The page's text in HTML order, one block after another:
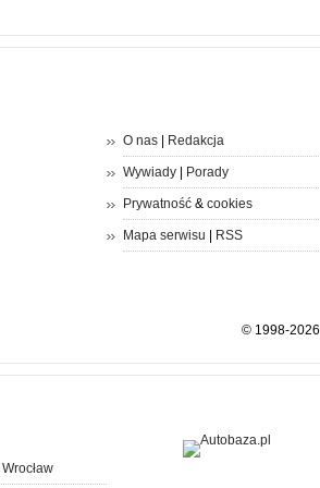
O nas| Redakcja
Wywiady| Porady
Prywatność& cookies
Mapa serwisu RSS
© 1998-2026